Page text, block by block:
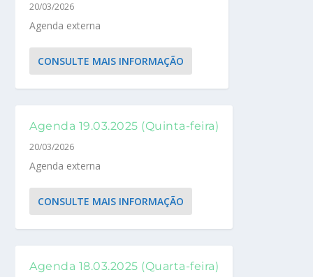
20/03/2026
Agenda externa
CONSULTE MAIS INFORMAÇÃO
Agenda 19.03.2025 (Quinta-feira)
20/03/2026
Agenda externa
CONSULTE MAIS INFORMAÇÃO
Agenda 18.03.2025 (Quarta-feira)